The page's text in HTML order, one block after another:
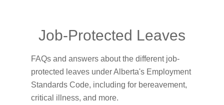
Job-Protected Leaves
FAQs and answers about the different job-
protected leaves under Alberta's Employment
Standards Code, including for bereavement,
critical illness, and more.